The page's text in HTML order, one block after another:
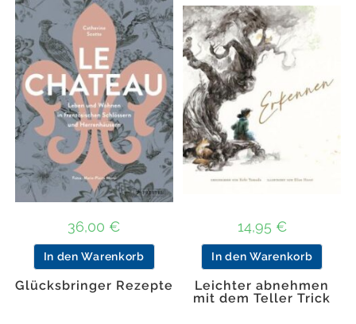
36,00 €
In den Warenkorb
14,95 €
In den Warenkorb
Glücksbringer Rezepte
Leichter abnehmen
mit dem Teller Trick